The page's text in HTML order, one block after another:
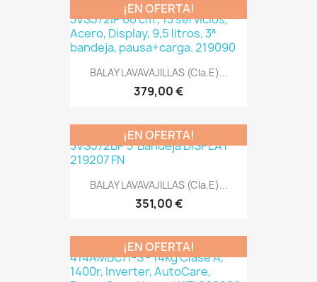
BALAY LAVAVAJILLAS (Cla.E)...
379,00 €
¡EN OFERTA!
BALAY LAVAVAJILLAS (Cla.E)...
351,00 €
¡EN OFERTA!
¡EN OFERTA!